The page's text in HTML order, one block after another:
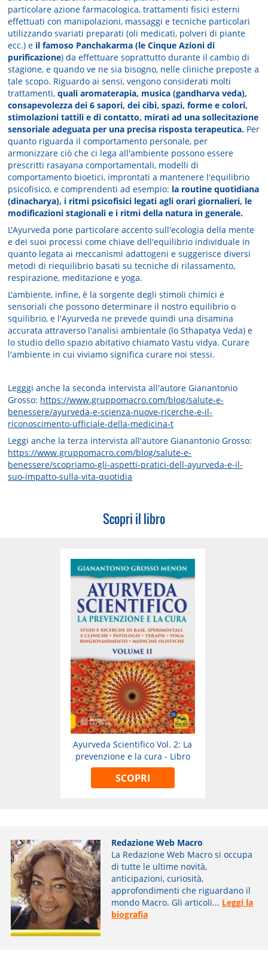
particolare azione farmacologica, trattamenti fisici esterni
effettuati con manipolazioni, massaggi e tecniche particolari
utilizzando svariati preparati (oli medicati, polveri di piante
ecc.) e il famoso Panchakarma (le Cinque Azioni di
purificazione) da effettuare soprattutto durante il cambio di
stagione, e quando ve ne sia bisogno, nelle cliniche preposte a
tale scopo. Riguardo ai sensi, vengono considerati molti
trattamenti,quali aromaterapia, musica (gandharva veda),
consapevolezza dei 6 sapori, dei cibi, spazi, forme e colori,
stimolazioni tattili e di contatto, mirati ad una sollecitazione
sensoriale adeguata per una precisa risposta terapeutica. Per
quanto riguarda il comportamento personale, per
armonizzare ciò che ci lega all'ambiente possono essere
prescritti rasayana comportamentali, modelli di
comportamento bioetici, improntati a mantenere l'equilibrio
psicofisico, e comprendenti ad esempio: la routine quotidiana
(dinacharya), i ritmi psicofisici legati agli orari giornalieri, le
modificazioni stagionali e i ritmi della natura in generale.
L'Ayurveda pone particolare accento sull'ecologia della mente
e dei suoi processi come chiave dell'equilibrio individuale in
quanto legata ai meccanismi adattogeni e suggerisce diversi
metodi di riequilibrio basati su tecniche di rilassamento,
respirazione, meditazione e yoga.
L'ambiente, infine, è la sorgente degli stimoli chimici e
sensoriali che possono determinare il nostro equilibrio o
squilibrio, e l'Ayurveda ne prevede quindi una disamina
accurata attraverso l'analisi ambientale (lo Sthapatya Veda) e
lo studio dello spazio abitativo chiamato Vastu vidya. Curare
l'ambiente in cui viviamo significa curare noi stessi.
Legggi anche la seconda intervista all'autore Gianantonio
Grosso: https://www.gruppomacro.com/blog/salute-e-
benessere/ayurveda-e-scienza-nuove-ricerche-e-il-
riconoscimento-ufficiale-della-medicina-t
Leggi anche la terza intervista all'autore Gianantonio Grosso:
https://www.gruppomacro.com/blog/salute-e-
benessere/scopriamo-gli-aspetti-pratici-dell-ayurveda-e-il-
suo-impatto-sulla-vita-quotidia
Scopri il libro
Ayurveda Scientifico Vol. 2: La
prevenzione e la cura - Libro
SCOPRI
Redazione Web Macro
La Redazione Web Macro si occupa
di tutte le ultime novità,
anticipazioni, curiosità,
approfondimenti che riguardano il
mondo Macro. Gli articoli... Leggi la
biografia